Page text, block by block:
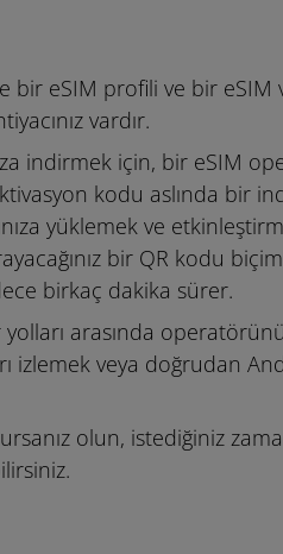
bir eSIM profili ve bir eSIM
vardır.
indirmek için, bir eSIM
kodu aslında bir
yüklemek ve
bir QR kodu
birkaç dakika sürer.
arasında
veya doğrudan
olun, istediğiniz